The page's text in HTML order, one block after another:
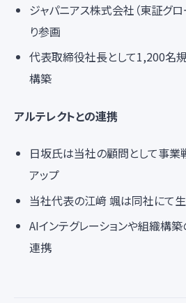
ジャパニアス株式会社（東証グ
り参画
代表取締役社長として1,200名
構築
アルテレクトとの連携
日坂氏は当社の顧問として事業
アップ
当社代表の江﨑 颯は同社にて
AIインテグレーションや組織構
連携